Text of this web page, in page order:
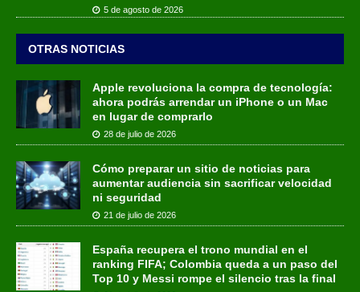
5 de agosto de 2026
OTRAS NOTICIAS
Apple revoluciona la compra de tecnología:
ahora podrás arrendar un iPhone o un Mac
en lugar de comprarlo
28 de julio de 2026
Cómo preparar un sitio de noticias para
aumentar audiencia sin sacrificar velocidad
ni seguridad
21 de julio de 2026
España recupera el trono mundial en el
ranking FIFA; Colombia queda a un paso del
Top 10 y Messi rompe el silencio tras la final